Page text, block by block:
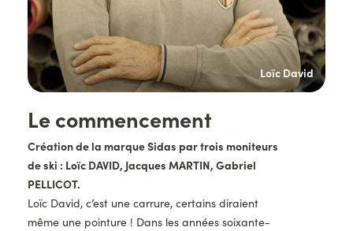
Titre
Le commencement
Description
Création de la marque Sidas par trois moniteurs
de ski : Loïc DAVID, Jacques MARTIN, Gabriel
PELLICOT.
Loïc David, c’est une carrure, certains diraient
même une pointure ! Dans les années soixante-
Loïc David